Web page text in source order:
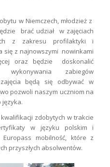
w Niemczech, młodzież z
brać udział w zajęciach
z zakresu profilaktyki i
się z najnowszymi nowinkami
oraz będzie doskonalić
zabiegów
będą się odbywać w
pozwoli naszym uczniom na
zdobytych w trakcie
w języku polskim i
mobilność, które z
przyszłych absolwentów.